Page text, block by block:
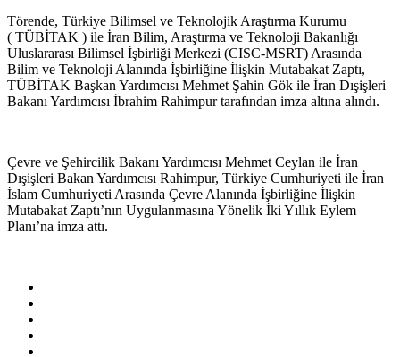
Törende, Türkiye Bilimsel ve Teknolojik Araştırma Kurumu
( TÜBİTAK ) ile İran Bilim, Araştırma ve Teknoloji Bakanlığı
Uluslararası Bilimsel İşbirliği Merkezi (CISC-MSRT) Arasında
Bilim ve Teknoloji Alanında İşbirliğine İlişkin Mutabakat Zaptı,
TÜBİTAK Başkan Yardımcısı Mehmet Şahin Gök ile İran Dışişleri
Bakanı Yardımcısı İbrahim Rahimpur tarafından imza altına alındı.
Çevre ve Şehircilik Bakanı Yardımcısı Mehmet Ceylan ile İran
Dışişleri Bakan Yardımcısı Rahimpur, Türkiye Cumhuriyeti ile İran
İslam Cumhuriyeti Arasında Çevre Alanında İşbirliğine İlişkin
Mutabakat Zaptı’nın Uygulanmasına Yönelik İki Yıllık Eylem
Planı’na imza attı.